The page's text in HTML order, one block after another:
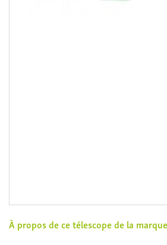
À propos de ce télescope de la marque